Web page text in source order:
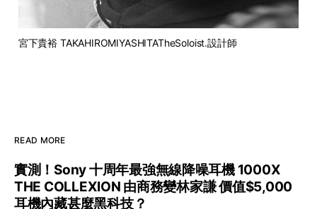
宮下貴裕 TAKAHIROMIYASHITATheSoloist.設計師
READ MORE
實測！Sony 十周年最強無線降噪耳機 1000X
THE COLLEXION 由商務變林家謙 價值$5,000
耳機內藏甚麼黑科技？